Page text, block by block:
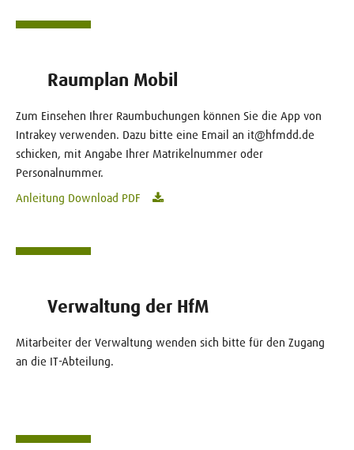
Raumplan Mobil
Zum Einsehen Ihrer Raumbuchungen können Sie die App von
Intrakey verwenden. Dazu bitte eine Email an it@hfmdd.de
schicken, mit Angabe Ihrer Matrikelnummer oder
Personalnummer.
Anleitung Download PDF
Verwaltung der HfM
Mitarbeiter der Verwaltung wenden sich bitte für den Zugang
an die IT-Abteilung.